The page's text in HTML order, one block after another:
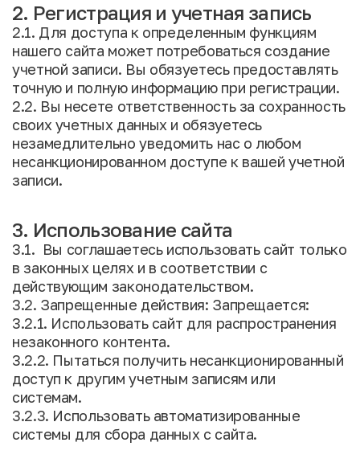
2. Регистрация и учетная запись
2.1. Для доступа к определенным функциям
нашего сайта может потребоваться создание
учетной записи. Вы обязуетесь предоставлять
точную и полную информацию при регистрации.
2.2. Вы несете ответственность за сохранность
своих учетных данных и обязуетесь
незамедлительно уведомить нас о любом
несанкционированном доступе к вашей учетной
записи.
3. Использование сайта
3.1. Вы соглашаетесь использовать сайт только
в законных целях и в соответствии с
действующим законодательством.
3.2. Запрещенные действия: Запрещается:
3.2.1. Использовать сайт для распространения
незаконного контента.
3.2.2. Пытаться получить несанкционированный
доступ к другим учетным записям или
системам.
3.2.3. Использовать автоматизированные
системы для сбора данных с сайта.